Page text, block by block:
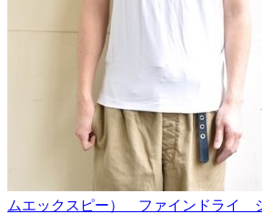
ムエックスピー） ファインドライ